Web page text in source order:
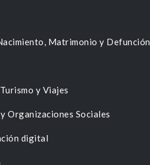
Matrimonio y Defunción
y Viajes
Organizaciones Sociales
digital